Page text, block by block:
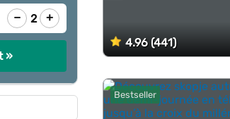
4.96 (441)
Bestseller
− 2 +
»